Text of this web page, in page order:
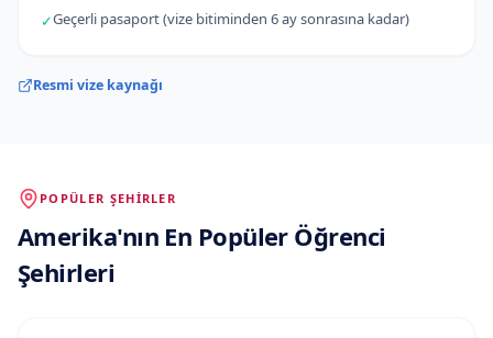
✓Geçerli pasaport (vize bitiminden 6 ay sonrasına kadar)
Resmi vize kaynağı
POPÜLER ŞEHIRLER
Amerika'nınEn Popüler Öğrenci
Şehirleri